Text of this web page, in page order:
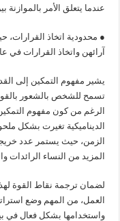
عندما يتعلق الأمر بالموازنة
● محدودية اتخاذ القرارات،
آرائهن واتخاذ القرارات في
يشير مفهوم التمكين إلى
تسمح للشخص بالشعور
الرغم من كون مفهوم
الديناميكية تغيرت بشكل
الزمن، حيث يستمر عدد
المزيد من النساء الرائدات
لضمان ترجمة نقاط القوة
العمل، من المهم وضع
واستخدامها بشكل فعال في